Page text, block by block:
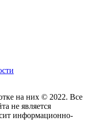
на них © 2022. Все
не является
информационно-